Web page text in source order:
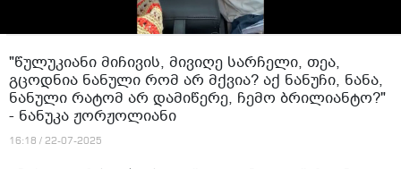
"წულუკიანი მიჩივის, მივიღე სარჩელი, თეა,
გცოდნია ნანული რომ არ მქვია? აქ ნანუჩი, ნანა,
ნანული რატომ არ დამიწერე, ჩემო ბრილიანტო?"
- ნანუკა ჟორჟოლიანი
16:18 / 22-07-2025